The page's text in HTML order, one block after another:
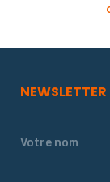
NEWSLETTER
Votre nom